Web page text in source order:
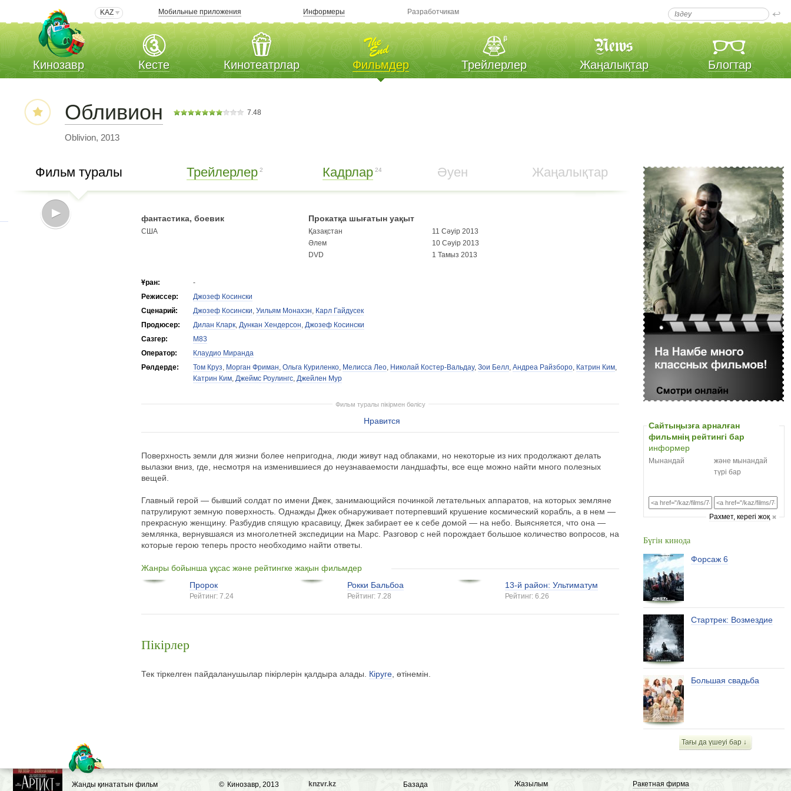
KAZ Мобильные приложения Информеры Разработчикам
Кинозавр Кесте Кинотеатрлар Фильмдер Трейлерлер Жаңалықтар Блогтар
7.48
Обливион
Oblivion, 2013
Фильм туралы Трейлерлер 2 Кадрлар 24 Әуен Жаңалықтар
фантастика, боевик Прокатқа шығатын уақыт
США Қазақстан
11 Сәуір 2013
Әлем
10 Сәуір 2013
DVD
1 Тамыз 2013
Ұран:
-
Режиссер:
Джозеф Косински
Сценарий:
Джозеф Косински,Уильям Монахэн, Карл Гайдусек
Продюсер:
Дилан Кларк,Дункан Хендерсон,Джозеф Косински
Сазгер:
M83
Оператор:
Клаудио Миранда
Рөлдерде:
Том Круз, Морган Фриман,Ольга Куриленко, Мелисса Лео, Николай Костер-Вальдау,Зои Белл,Андреа Райзборо, Катрин Ким,
Катрин Ким,Джеймс Роулингс,Джейлен Мур
Фильм туралы пікірмен бөлісу
Нравится
Поверхность земли для жизни более непригодна, люди живут над облаками, но некоторые из них продолжают делать
вылазки вниз, где, несмотря на изменившиеся до неузнаваемости ландшафты, все еще можно найти много полезных
вещей.
Главный герой — бывший солдат по имени Джек, занимающийся починкой летательных аппаратов, на которых земляне
патрулируют земную поверхность. Однажды Джек обнаруживает потерпевший крушение космический корабль, а в нем —
прекрасную женщину. Разбудив спящую красавицу, Джек забирает ее к себе домой — на небо. Выясняется, что она —
землянка, вернувшаяся из многолетней экспедиции на Марс. Разговор с ней порождает большое количество вопросов, на
которые герою теперь просто необходимо найти ответы.
Жанры бойынша ұқсас және рейтингке жақын фильмдер
Пророк
Рейтинг: 7.24
Рокки Бальбоа
Рейтинг: 7.28
13-й район: Ультиматум
Рейтинг: 6.26
Пікірлер
Тек тіркелген пайдаланушылар пікірлерін қалдыра алады. Кіруге , өтінемін.
Сайтыңызға арналған
фильмнің рейтингі бар
информер
Мынандай
және мынандай
түрі бар
Рахмет, керегі жоқ
Бүгін кинода
Форсаж 6
Стартрек: Возмездие
Большая свадьба
Тағы да үшеуі бар ↓
© Кинозавр, 2013
Жанды қинататын фильм knzvr.kz Базада Жазылым Ракетная фирма